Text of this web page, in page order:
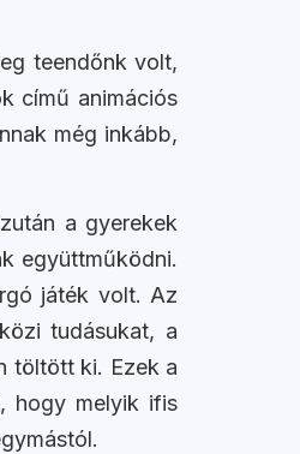
teendőnk volt,
című animációs
még inkább,
a gyerekek
együttműködni.
játék volt. Az
tudásukat, a
töltött ki. Ezek a
hogy melyik ifis